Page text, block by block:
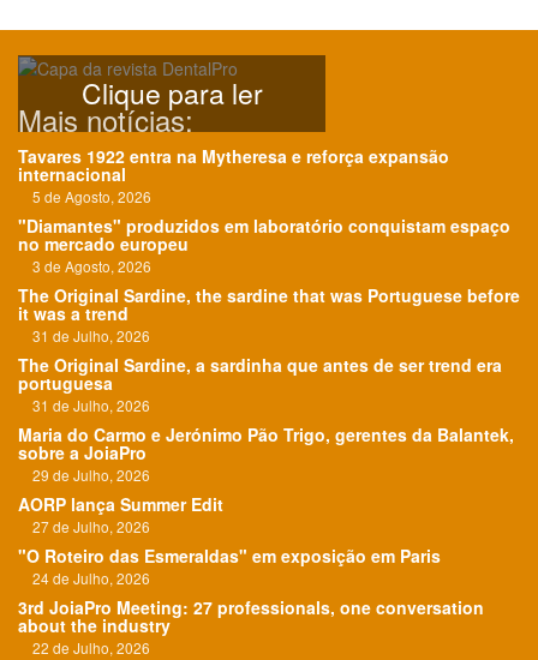
Clique para ler
Mais notícias:
Tavares 1922 entra na Mytheresa e reforça expansão
internacional
5 de Agosto, 2026
"Diamantes" produzidos em laboratório conquistam espaço
no mercado europeu
3 de Agosto, 2026
The Original Sardine, the sardine that was Portuguese before
it was a trend
31 de Julho, 2026
The Original Sardine, a sardinha que antes de ser trend era
portuguesa
31 de Julho, 2026
Maria do Carmo e Jerónimo Pão Trigo, gerentes da Balantek,
sobre a JoiaPro
29 de Julho, 2026
AORP lança Summer Edit
27 de Julho, 2026
"O Roteiro das Esmeraldas" em exposição em Paris
24 de Julho, 2026
3rd JoiaPro Meeting: 27 professionals, one conversation
about the industry
22 de Julho, 2026